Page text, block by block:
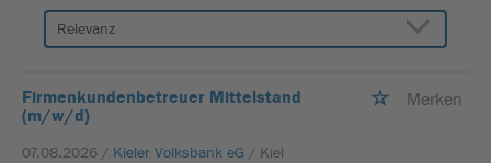
Firmenkundenbetreuer Mittelstand
(m/w/d)
Merken
07.08.2026 / Kieler Volksbank eG / Kiel